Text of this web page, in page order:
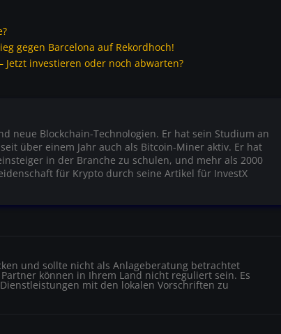
gegen Barcelona auf Rekordhoch!
investieren oder noch abwarten?
neue Blockchain-Technologien. Er hat sein Studium an
über einem Jahr auch als Bitcoin-Miner aktiv. Er hat
in der Branche zu schulen, und mehr als 2000
für Krypto durch seine Artikel für InvestX
und sollte nicht als Anlageberatung betrachtet
können in Ihrem Land nicht reguliert sein. Es
mit den lokalen Vorschriften zu